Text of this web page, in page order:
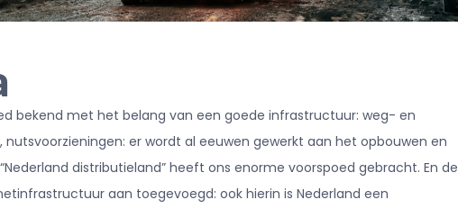
bekend met het belang van een goede infrastructuur: weg- en
er wordt al eeuwen gewerkt aan het opbouwen en
distributieland” heeft ons enorme voorspoed gebracht. En de
aan toegevoegd: ook hierin is Nederland een